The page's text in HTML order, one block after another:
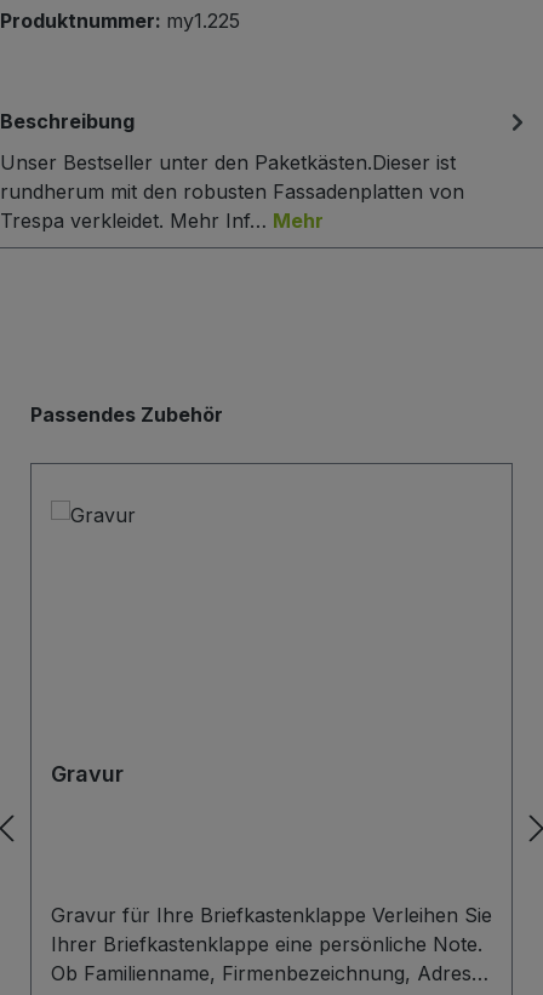
Produktnummer: my1.225
Beschreibung
Unser Bestseller unter den Paketkästen.Dieser ist
rundherum mit den robusten Fassadenplatten von
Trespa verkleidet. Mehr Inf… Mehr
Produktgalerie überspringen
Passendes Zubehör
Gravur
Gravur für Ihre Briefkastenklappe Verleihen Sie
Ihrer Briefkastenklappe eine persönliche Note.
Ob Familienname, Firmenbezeichnung, Adresse